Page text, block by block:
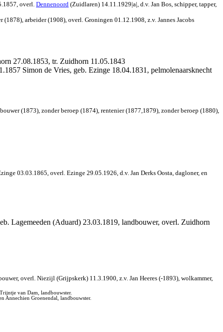
overl. Dennenoord (Zuidlaren) 14.11.1929|a|, d.v. Jan Bos, schipper, tapper,
arbeider (1908), overl. Groningen 01.12.1908, z.v. Jannes Jacobs
27.08.1853, tr. Zuidhorn 11.05.1843
Simon de Vries, geb. Ezinge 18.04.1831, pelmolenaarsknecht
(1873), zonder beroep (1874), rentenier (1877,1879), zonder beroep (1880),
03.03.1865, overl. Ezinge 29.05.1926, d.v. Jan Derks Oosta, dagloner, en
Lagemeeden (Aduard) 23.03.1819, landbouwer, overl. Zuidhorn
overl. Niezijl (Grijpskerk) 11.3.1900, z.v. Jan Heeres (-1893), wolkammer,
van Dam, landbouwster.
Annechien Groenendal, landbouwster.